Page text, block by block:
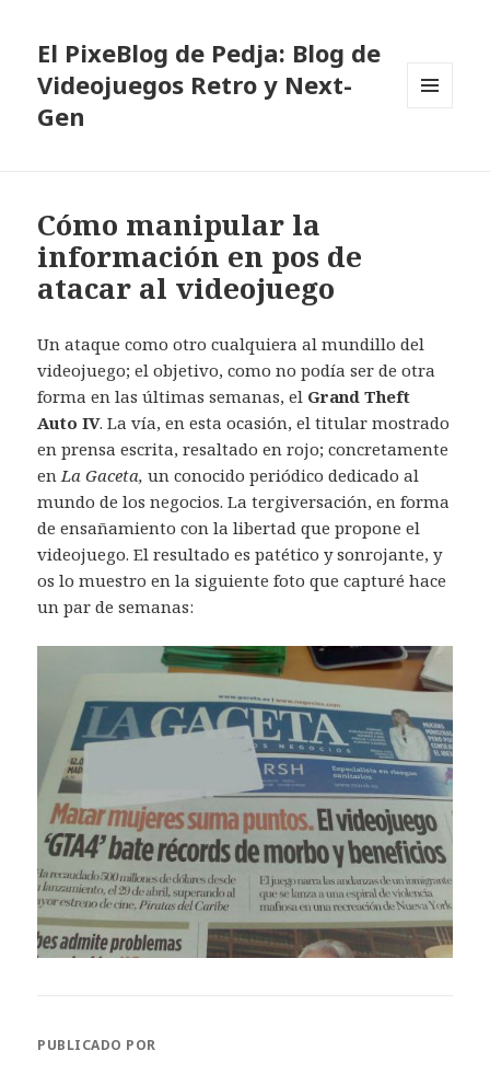
El PixeBlog de Pedja: Blog de
Videojuegos Retro y Next-
Gen
Cómo manipular la
información en pos de
atacar al videojuego
Un ataque como otro cualquiera al mundillo del
videojuego; el objetivo, como no podía ser de otra
forma en las últimas semanas, el Grand Theft
Auto IV. La vía, en esta ocasión, el titular mostrado
en prensa escrita, resaltado en rojo; concretamente
enLa Gaceta, un conocido periódico dedicado al
mundo de los negocios. La tergiversación, en forma
de ensañamiento con la libertad que propone el
videojuego. El resultado es patético y sonrojante, y
os lo muestro en la siguiente foto que capturé hace
un par de semanas:
PUBLICADO POR